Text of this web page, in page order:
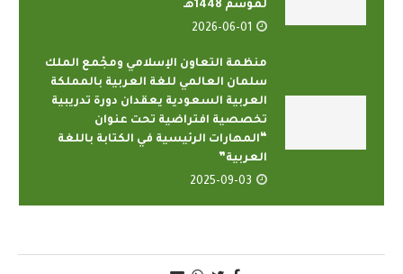
لموسم 1448هـ
2026-06-01
منظمة التعاون الإسلامي ومجْمع الملك
سلمان العالمي للغة العربية بالمملكة
العربية السعودية يعقدان دورة تدريبية
تخصصية افتراضية تحت عنوان
“المهارات الرئيسية في الكتابة باللغة
العربية”
2025-09-03